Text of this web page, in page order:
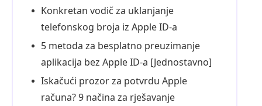
Konkretan vodič za uklanjanje
telefonskog broja iz Apple ID-a
5 metoda za besplatno preuzimanje
aplikacija bez Apple ID-a [Jednostavno]
Iskačući prozor za potvrdu Apple
računa? 9 načina za rješavanje